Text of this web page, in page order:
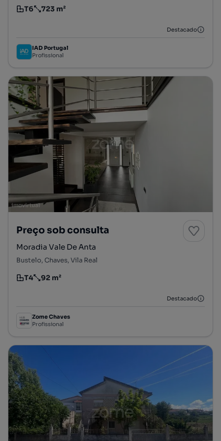
Tipologia
T6
Preço por metro quadrado
723 m²
Destacado
IAD Portugal
Profissional
Preço sob consulta
Moradia Vale De Anta
Bustelo, Chaves, Vila Real
Tipologia
T4
Preço por metro quadrado
92 m²
Destacado
Zome Chaves
Profissional